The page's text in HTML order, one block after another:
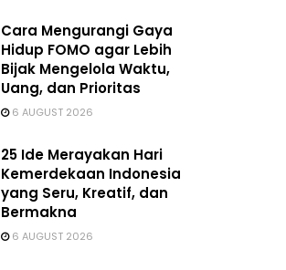
Cara Mengurangi Gaya
Hidup FOMO agar Lebih
Bijak Mengelola Waktu,
Uang, dan Prioritas
6 AUGUST 2026
25 Ide Merayakan Hari
Kemerdekaan Indonesia
yang Seru, Kreatif, dan
Bermakna
6 AUGUST 2026